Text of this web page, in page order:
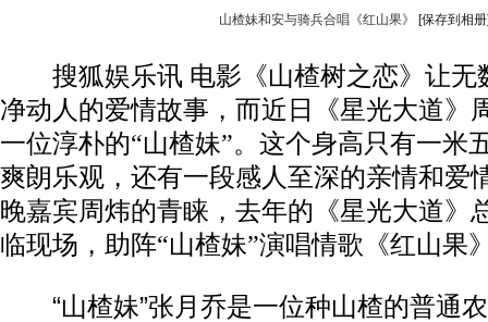
山楂妹和安与骑兵合唱《红山果》 [保存到相
搜狐娱乐讯 电影《山楂树之恋》让无
净动人的爱情故事，而近日《星光大道》
一位淳朴的“山楂妹”。这个身高只有一米
爽朗乐观，还有一段感人至深的亲情和爱
晚嘉宾周炜的青睐，去年的《星光大道》
临现场，助阵“山楂妹”演唱情歌《红山果
“山楂妹”张月乔是一位种山楂的普通